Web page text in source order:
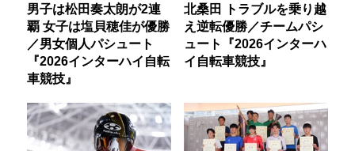
男子は松田奏太朗が2連
覇 女子は塩貝穂佳が優勝
／男女個人パシュート
『2026インターハイ自転
車競技』
北桑田 トラブルを乗り越
え逆転優勝／チームパシ
ュート『2026インターハ
イ自転車競技』